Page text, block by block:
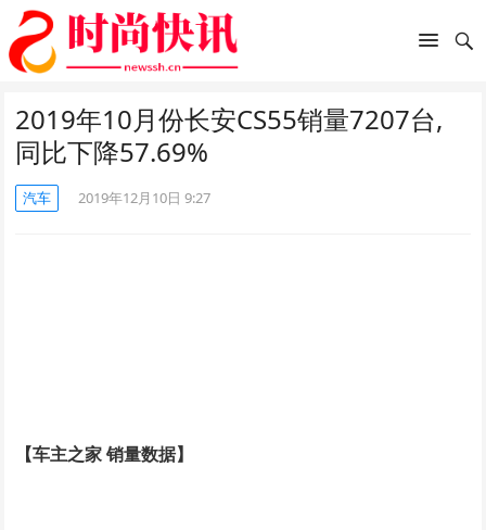
2019年10月份长安CS55销量7207台,
同比下降57.69%
汽车 2019年12月10日 9:27
【车主之家 销量数据】